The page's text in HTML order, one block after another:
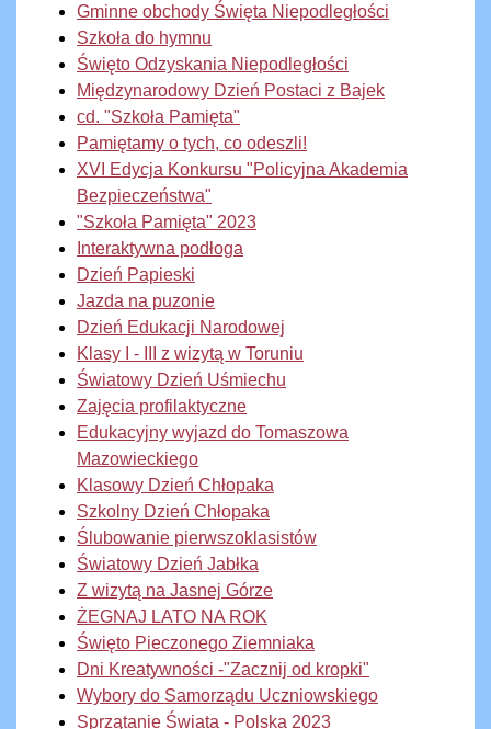
Gminne obchody Święta Niepodległości
Szkoła do hymnu
Święto Odzyskania Niepodległości
Międzynarodowy Dzień Postaci z Bajek
cd. "Szkoła Pamięta"
Pamiętamy o tych, co odeszli!
XVI Edycja Konkursu "Policyjna Akademia
Bezpieczeństwa"
"Szkoła Pamięta" 2023
Interaktywna podłoga
Dzień Papieski
Jazda na puzonie
Dzień Edukacji Narodowej
Klasy I - III z wizytą w Toruniu
Światowy Dzień Uśmiechu
Zajęcia profilaktyczne
Edukacyjny wyjazd do Tomaszowa
Mazowieckiego
Klasowy Dzień Chłopaka
Szkolny Dzień Chłopaka
Ślubowanie pierwszoklasistów
Światowy Dzień Jabłka
Z wizytą na Jasnej Górze
ŻEGNAJ LATO NA ROK
Święto Pieczonego Ziemniaka
Dni Kreatywności -"Zacznij od kropki"
Wybory do Samorządu Uczniowskiego
Sprzątanie Świata - Polska 2023